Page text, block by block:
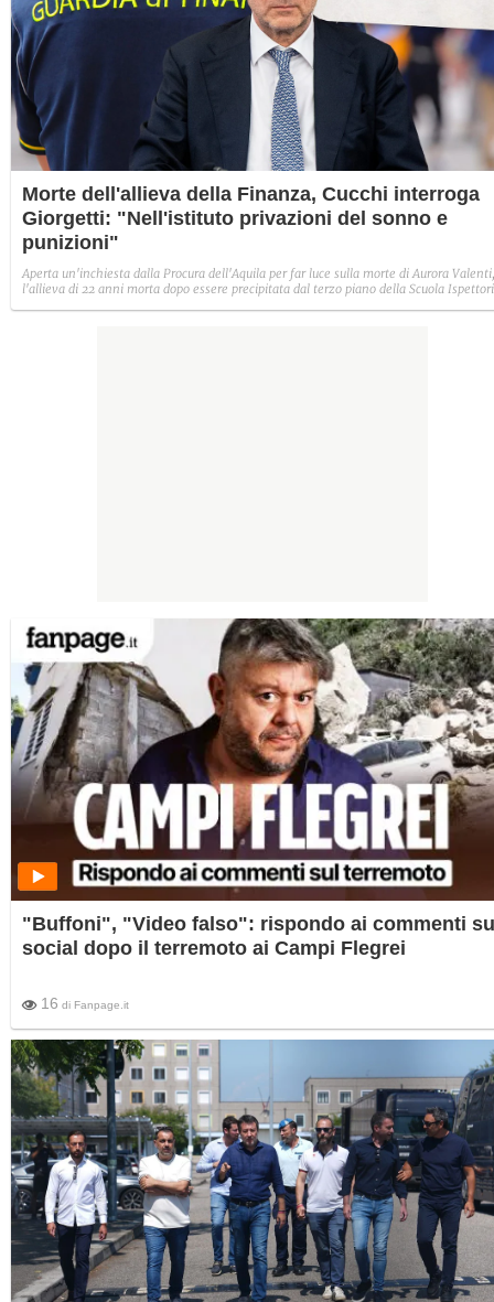
Morte dell'allieva della Finanza, Cucchi interroga
Giorgetti: "Nell'istituto privazioni del sonno e
punizioni"
Aperta un'inchiesta dalla Procura dell'Aquila per far luce sulla morte di Aurora Valenti,
l'allieva di 22 anni morta dopo essere precipitata dal terzo piano della Scuola Ispettori
"Buffoni", "Video falso": rispondo ai commenti
social dopo il terremoto ai Campi Flegrei
16 di Fanpage.it